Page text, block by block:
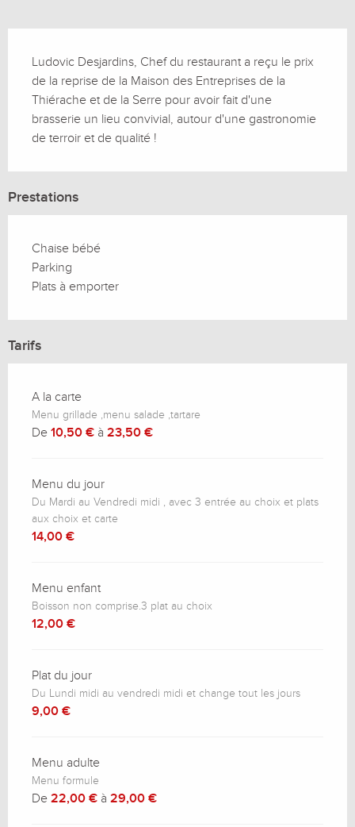
Ludovic Desjardins, Chef du restaurant a reçu le prix
de la reprise de la Maison des Entreprises de la
Thiérache et de la Serre pour avoir fait d'une
brasserie un lieu convivial, autour d'une gastronomie
de terroir et de qualité !
Prestations
Chaise bébé
Parking
Plats à emporter
Tarifs
A la carte
Menu grillade ,menu salade ,tartare
De 10,50 € à 23,50 €
Menu du jour
Du Mardi au Vendredi midi , avec 3 entrée au choix et plats
aux choix et carte
14,00 €
Menu enfant
Boisson non comprise.3 plat au choix
12,00 €
Plat du jour
Du Lundi midi au vendredi midi et change tout les jours
9,00 €
Menu adulte
Menu formule
De 22,00 € à 29,00 €